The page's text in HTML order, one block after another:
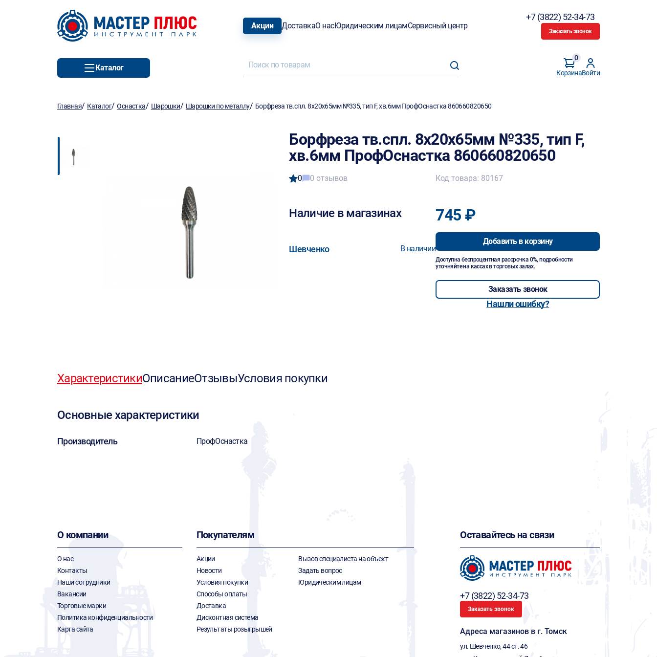
Акции ДоставкаО насЮридическим лицамСервисный центр
+7 (3822) 52-34-73
Заказать звонок
Каталог
Корзина
0
Войти
Главная/ Каталог/Оснастка/ Шарошки/ Шарошки по металлу/ Борфреза тв.спл. 8х20х65мм №335, тип F, хв.6мм ПрофОснастка 860660820650
Борфреза тв.спл. 8х20х65мм №335, тип F,
хв.6мм ПрофОснастка 860660820650
0 0 отзывов
Наличие в магазинах
Шевченко В наличии
Код товара: 80167
745 ₽
Добавить в корзину
Доступна беспроцентная рассрочка 0%, подробности
уточняйте на кассах в торговых залах.
Заказать звонок
Нашли ошибку?
ХарактеристикиОписаниеОтзывыУсловия покупки
Основные характеристики
Производитель ПрофОснастка
О компании
О нас
Контакты
Наши сотрудники
Вакансии
Торговые марки
Политика конфиденциальности
Карта сайта
Покупателям
Акции
Новости
Условия покупки
Способы оплаты
Доставка
Дисконтная система
Результаты розыгрышей
Вызов специалиста на объект
Задать вопрос
Юридическим лицам
Оставайтесь на связи
+7 (3822) 52-34-73
Заказать звонок
Адреса магазинов в г. Томск
ул. Шевченко, 44 ст. 46